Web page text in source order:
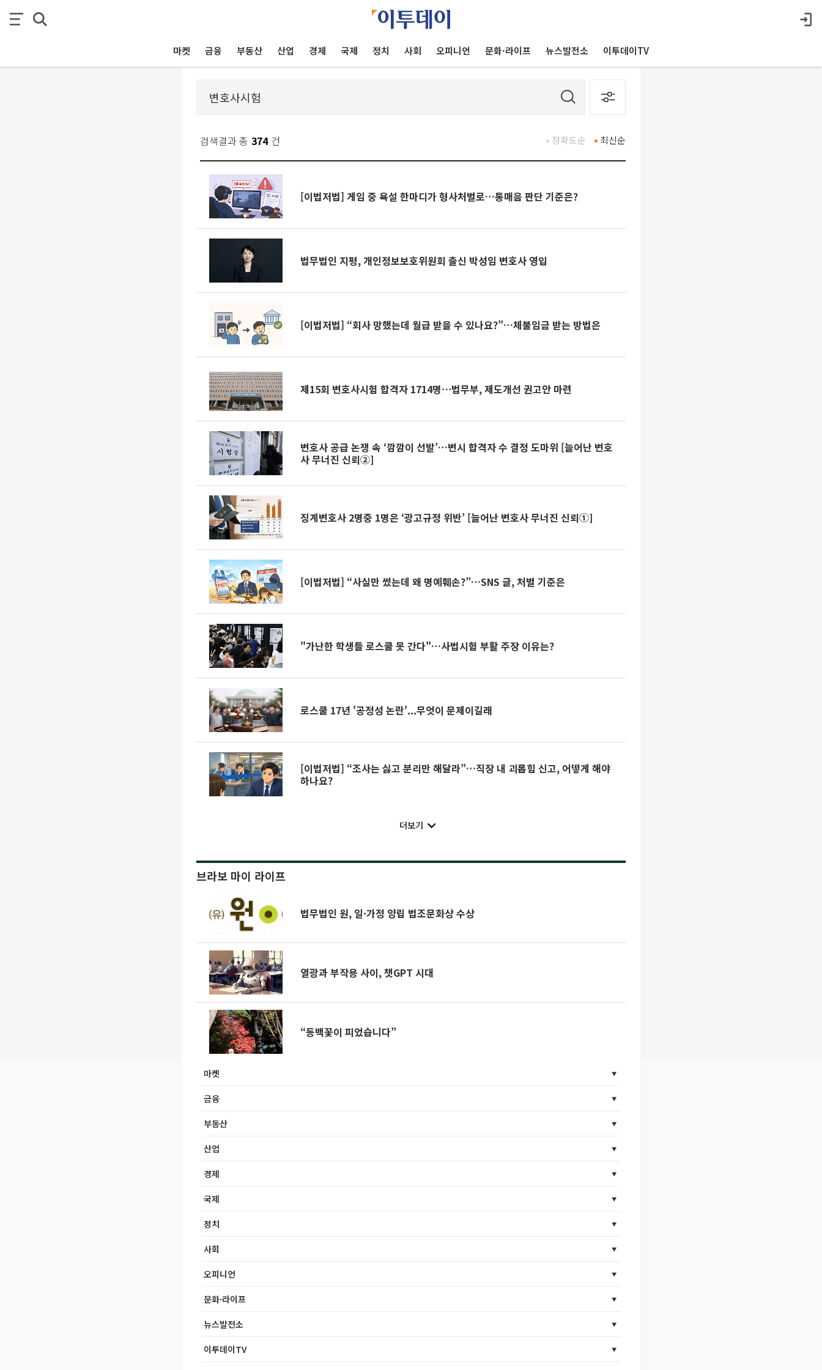
마켓 금융 부동산 산업 경제 국제 정치 사회 오피니언 문화·라이프 뉴스발전소 이투데이TV
검색결과 총 374 건 최신순
정확도순
[이법저법] 게임 중 욕설 한마디가 형사처벌로…통매음 판단 기준은?
법무법인 지평, 개인정보보호위원회 출신 박성임 변호사 영입
[이법저법] “회사 망했는데 월급 받을 수 있나요?”…체불임금 받는 방법은
제15회 변호사시험 합격자 1714명⋯법무부, 제도개선 권고안 마련
변호사 공급 논쟁 속 ‘깜깜이 선발’…변시 합격자 수 결정 도마위 [늘어난 변호
사 무너진 신뢰②]
징계변호사 2명중 1명은 ‘광고규정 위반’ [늘어난 변호사 무너진 신뢰①]
[이법저법] “사실만 썼는데 왜 명예훼손?”…SNS 글, 처벌 기준은
"가난한 학생들 로스쿨 못 간다"…사법시험 부활 주장 이유는?
로스쿨 17년 '공정성 논란'...무엇이 문제이길래
[이법저법] “조사는 싫고 분리만 해달라”…직장 내 괴롭힘 신고, 어떻게 해야
하나요?
더보기
브라보 마이 라이프
법무법인 원, 일·가정 양립 법조문화상 수상
열광과 부작용 사이, 챗GPT 시대
“동백꽃이 피었습니다”
마켓
금융
부동산
산업
경제
국제
정치
사회
오피니언
문화·라이프
뉴스발전소
이투데이TV